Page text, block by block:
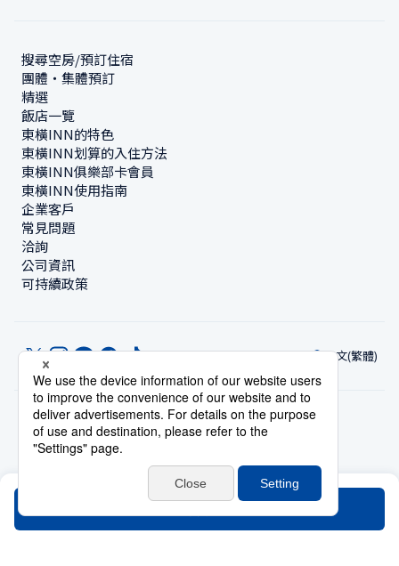
搜尋空房/預訂住宿
團體・集體預訂
精選
飯店一覽
東橫INN的特色
東橫INN划算的入住方法
東橫INN俱樂部卡會員
東橫INN使用指南
企業客戶
常見問題
洽詢
公司資訊
可持續政策
中文(繁體)
© Toyoko Inn Co., Ltd.
隱私設定隱私保護政策根據特定商業交易法的標示網站政策
帳號使用條款持卡會員條款